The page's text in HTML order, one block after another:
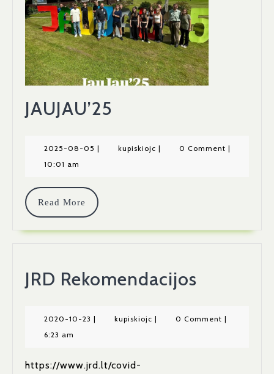
JAUJAU’25
2025-08-05 2025-
| kupiskiojc kupiskiojc
| 0 Comment |
10:01 am
Read More
Read
JRD Rekomendacijos
2020-10-23 2020-
| kupiskiojc kupiskiojc
| 0 Comment |
6:23 am
https://www.jrd.lt/covid-